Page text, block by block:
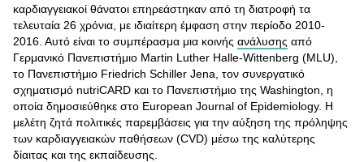
καρδιαγγειακοί θάνατοι επηρεάστηκαν από τη διατροφή τα
τελευταία 26 χρόνια, με ιδιαίτερη έμφαση στην περίοδο 2010-
2016. Αυτό είναι το συμπέρασμα μια κοινής ανάλυσης από
Γερμανικό Πανεπιστήμιο Martin Luther Halle-Wittenberg (MLU),
το Πανεπιστήμιο Friedrich Schiller Jena, τον συνεργατικό
σχηματισμό nutriCARD και το Πανεπιστήμιο της Washington, η
οποία δημοσιεύθηκε στο European Journal of Epidemiology. Η
μελέτη ζητά πολιτικές παρεμβάσεις για την αύξηση της πρόληψης
των καρδιαγγειακών παθήσεων (CVD) μέσω της καλύτερης
δίαιτας και της εκπαίδευσης.